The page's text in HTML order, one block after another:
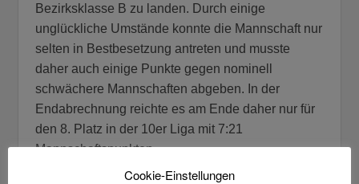
Bezirksklasse B zu landen. Durch einige
unglückliche Umstände konnte die Mannschaft nur
selten in Bestbesetzung antreten und musste
daher auch einige Punkte gegen nominell
schwächere Mannschaften abgeben. In der
Endabrechnung reichte es am Ende daher nur für
den 8. Platz in der 10er Liga mit 7:21
Mannschaftspunkten.
Cookie-Einstellungen